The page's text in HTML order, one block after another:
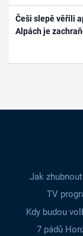
Češi slepě věřili
Alpách je
Jak zhubnout
TV
Kdy budou
7 pádů